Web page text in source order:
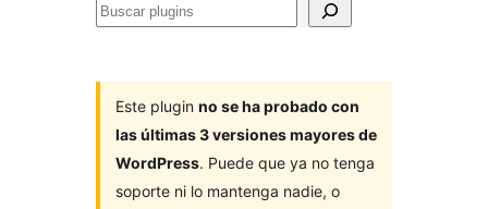
Buscar
Este plugin no se ha probado con
las últimas 3 versiones mayores de
WordPress. Puede que ya no tenga
soporte ni lo mantenga nadie, o